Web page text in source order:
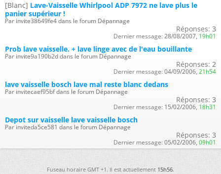
[Blanc] Lave-Vaisselle Whirlpool ADP 7972 ne lave plus le
panier supérieur !
Par invite38649fe4 dans le forum Dépannage
Réponses: 3
Dernier message: 28/08/2007, 19h01
Prob lave vaisselle. + lave linge avec de l'eau bouillante
Par invite9a190b2d dans le forum Dépannage
Réponses: 2
Dernier message: 04/09/2006, 21h54
lave vaisselle bosch lave mal reste blanc dedans
Par invitecaef95bf dans le forum Dépannage
Réponses: 3
Dernier message: 15/02/2006, 18h31
Depot sur vaisselle lave vaisselle bosch
Par inviteda5ce581 dans le forum Dépannage
Réponses: 3
Dernier message: 05/02/2006, 09h01
Fuseau horaire GMT +1. Il est actuellement15h56.